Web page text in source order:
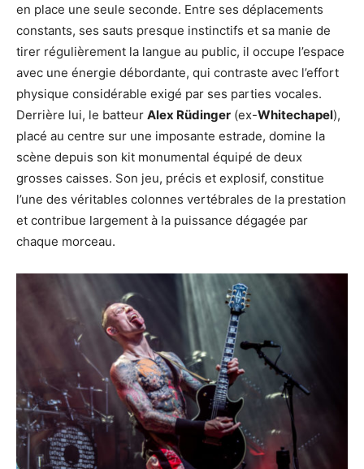
en place une seule seconde. Entre ses déplacements
constants, ses sauts presque instinctifs et sa manie de
tirer régulièrement la langue au public, il occupe l’espace
avec une énergie débordante, qui contraste avec l’effort
physique considérable exigé par ses parties vocales.
Derrière lui, le batteur Alex Rüdinger (ex-Whitechapel),
placé au centre sur une imposante estrade, domine la
scène depuis son kit monumental équipé de deux
grosses caisses. Son jeu, précis et explosif, constitue
l’une des véritables colonnes vertébrales de la prestation
et contribue largement à la puissance dégagée par
chaque morceau.